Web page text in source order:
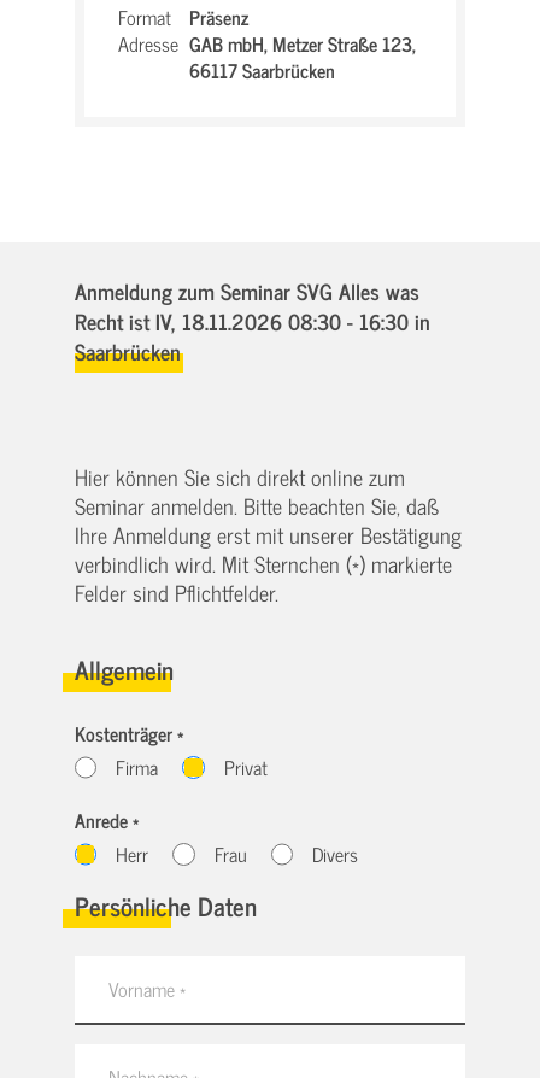
Format
Präsenz
Adresse GAB mbH,Metzer Straße 123,
66117 Saarbrücken
Anmeldung zum Seminar SVG Alles was
Recht ist IV, 18.11.2026 08:30 - 16:30in
Saarbrücken
Hier können Sie sich direkt online zum
Seminar anmelden. Bitte beachten Sie, daß
Ihre Anmeldung erst mit unserer Bestätigung
verbindlich wird. Mit Sternchen (*) markierte
Felder sind Pflichtfelder.
Allgemein
Kostenträger *
Firma
Privat
Anrede *
Herr
Frau Divers
Persönliche Daten